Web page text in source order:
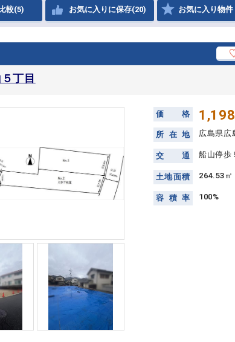
較(5) お気に入りに保存(20) お気に入り物件
丁目
価 格 1,198
所 在 地 広島県広
交 通 船山停歩
土地面積 264.53㎡
容 積 率 100%